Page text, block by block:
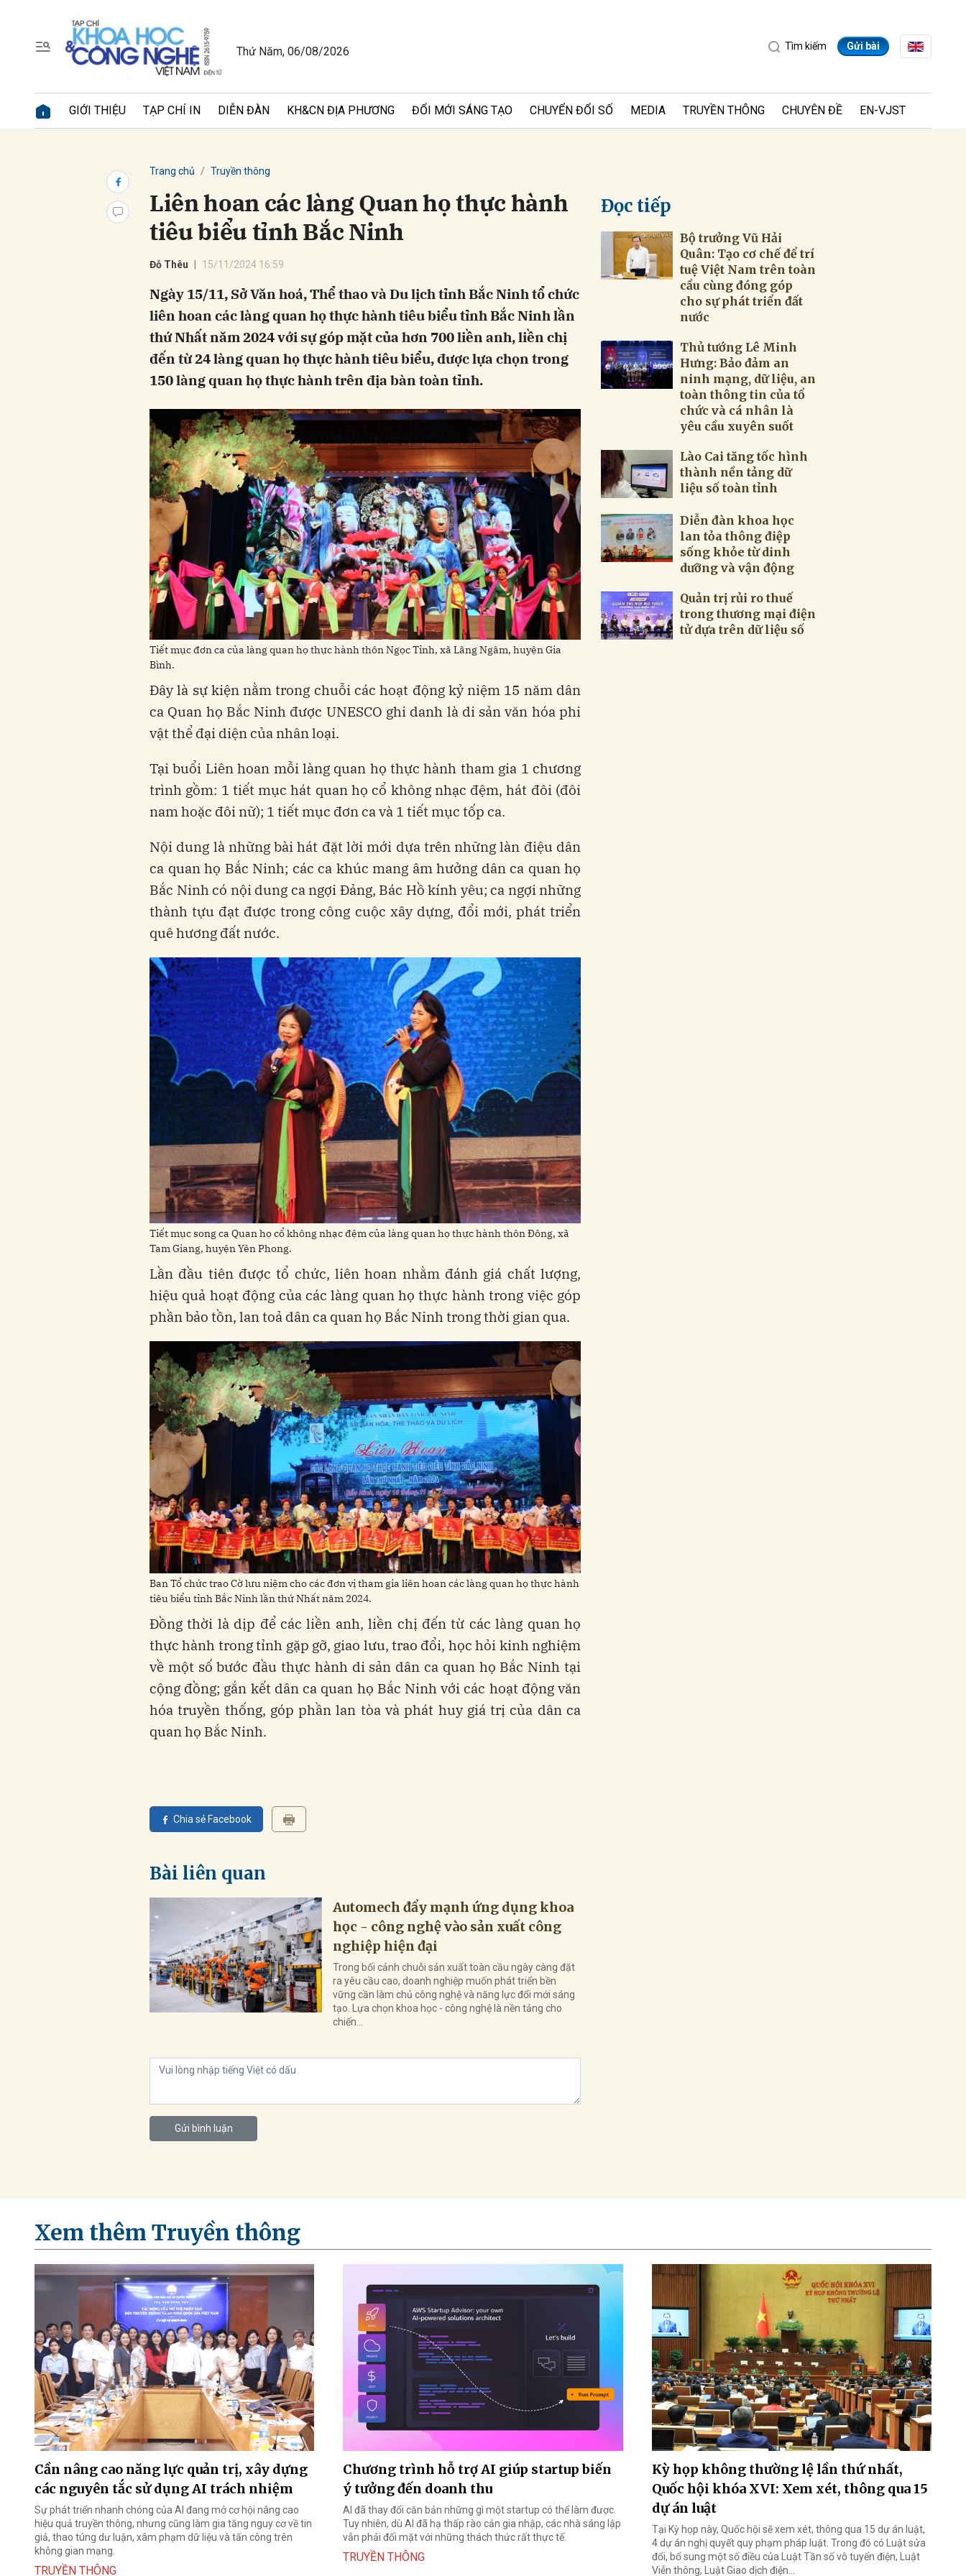
Thứ Năm, 06/08/2026 Tìm kiếm Gửi bài
GIỚI THIỆU TẠP CHÍ IN DIỄN ĐÀN KH&CN ĐỊA PHƯƠNG ĐỔI MỚI SÁNG TẠO CHUYỂN ĐỔI SỐ MEDIA TRUYỀN THÔNG CHUYÊN ĐỀ EN-VJST
Trang chủ Truyền thông
Liên hoan các làng Quan họ thực hành
tiêu biểu tỉnh Bắc Ninh
Đỗ Thêu 15/11/2024 16:59
Ngày 15/11, Sở Văn hoá, Thể thao và Du lịch tỉnh Bắc Ninh tổ chức
liên hoan các làng quan họ thực hành tiêu biểu tỉnh Bắc Ninh lần
thứ Nhất năm 2024 với sự góp mặt của hơn 700 liền anh, liền chị
đến từ 24 làng quan họ thực hành tiêu biểu, được lựa chọn trong
150 làng quan họ thực hành trên địa bàn toàn tỉnh.
Tiết mục đơn ca của làng quan họ thực hành thôn Ngọc Tỉnh, xã Lãng Ngâm, huyện Gia
Bình.
Đây là sự kiện nằm trong chuỗi các hoạt động kỷ niệm 15 năm dân
ca Quan họ Bắc Ninh được UNESCO ghi danh là di sản văn hóa phi
vật thể đại diện của nhân loại.
Tại buổi Liên hoan mỗi làng quan họ thực hành tham gia 1 chương
trình gồm: 1 tiết mục hát quan họ cổ không nhạc đệm, hát đôi (đôi
nam hoặc đôi nữ); 1 tiết mục đơn ca và 1 tiết mục tốp ca.
Nội dung là những bài hát đặt lời mới dựa trên những làn điệu dân
ca quan họ Bắc Ninh; các ca khúc mang âm hưởng dân ca quan họ
Bắc Ninh có nội dung ca ngợi Đảng, Bác Hồ kính yêu; ca ngợi những
thành tựu đạt được trong công cuộc xây dựng, đổi mới, phát triển
quê hương đất nước.
Tiết mục song ca Quan họ cổ không nhạc đệm của làng quan họ thực hành thôn Đông, xã
Tam Giang, huyện Yên Phong.
Lần đầu tiên được tổ chức, liên hoan nhằm đánh giá chất lượng,
hiệu quả hoạt động của các làng quan họ thực hành trong việc góp
phần bảo tồn, lan toả dân ca quan họ Bắc Ninh trong thời gian qua.
Ban Tổ chức trao Cờ lưu niệm cho các đơn vị tham gia liên hoan các làng quan họ thực hành
tiêu biểu tỉnh Bắc Ninh lần thứ Nhất năm 2024.
Đồng thời là dịp để các liền anh, liền chị đến từ các làng quan họ
thực hành trong tỉnh gặp gỡ, giao lưu, trao đổi, học hỏi kinh nghiệm
về một số bước đầu thực hành di sản dân ca quan họ Bắc Ninh tại
cộng đồng; gắn kết dân ca quan họ Bắc Ninh với các hoạt động văn
hóa truyền thống, góp phần lan tòa và phát huy giá trị của dân ca
quan họ Bắc Ninh.​
Chia sẻ Facebook
Bài liên quan
Automech đẩy mạnh ứng dụng khoa
học - công nghệ vào sản xuất công
nghiệp hiện đại
Trong bối cảnh chuỗi sản xuất toàn cầu ngày càng đặt
ra yêu cầu cao, doanh nghiệp muốn phát triển bền
vững cần làm chủ công nghệ và năng lực đổi mới sáng
tạo. Lựa chọn khoa học - công nghệ là nền tảng cho
chiến...
Gửi bình luận
Đọc tiếp
Bộ trưởng Vũ Hải
Quân: Tạo cơ chế để trí
tuệ Việt Nam trên toàn
cầu cùng đóng góp
cho sự phát triển đất
nước
Thủ tướng Lê Minh
Hưng: Bảo đảm an
ninh mạng, dữ liệu, an
toàn thông tin của tổ
chức và cá nhân là
yêu cầu xuyên suốt
Lào Cai tăng tốc hình
thành nền tảng dữ
liệu số toàn tỉnh
Diễn đàn khoa học
lan tỏa thông điệp
sống khỏe từ dinh
dưỡng và vận động
Quản trị rủi ro thuế
trong thương mại điện
tử dựa trên dữ liệu số
Xem thêm Truyền thông
Cần nâng cao năng lực quản trị, xây dựng
các nguyên tắc sử dụng AI trách nhiệm
Sự phát triển nhanh chóng của AI đang mở cơ hội nâng cao
hiệu quả truyền thông, nhưng cũng làm gia tăng nguy cơ về tin
giả, thao túng dư luận, xâm phạm dữ liệu và tấn công trên
không gian mạng.
TRUYỀN THÔNG
Chương trình hỗ trợ AI giúp startup biến
ý tưởng đến doanh thu
AI đã thay đổi căn bản những gì một startup có thể làm được.
Tuy nhiên, dù AI đã hạ thấp rào cản gia nhập, các nhà sáng lập
vẫn phải đối mặt với những thách thức rất thực tế.
TRUYỀN THÔNG
Kỳ họp không thường lệ lần thứ nhất,
Quốc hội khóa XVI: Xem xét, thông qua 15
dự án luật
Tại Kỳ họp này, Quốc hội sẽ xem xét, thông qua 15 dự án luật,
4 dự án nghị quyết quy phạm pháp luật. Trong đó có Luật sửa
đổi, bổ sung một số điều của Luật Tần số vô tuyến điện, Luật
Viễn thông, Luật Giao dịch điện...
Gửi